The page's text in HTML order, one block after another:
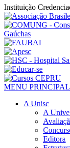
Instituição
MENU PRINCIPAL
A Unisc
A
Editora